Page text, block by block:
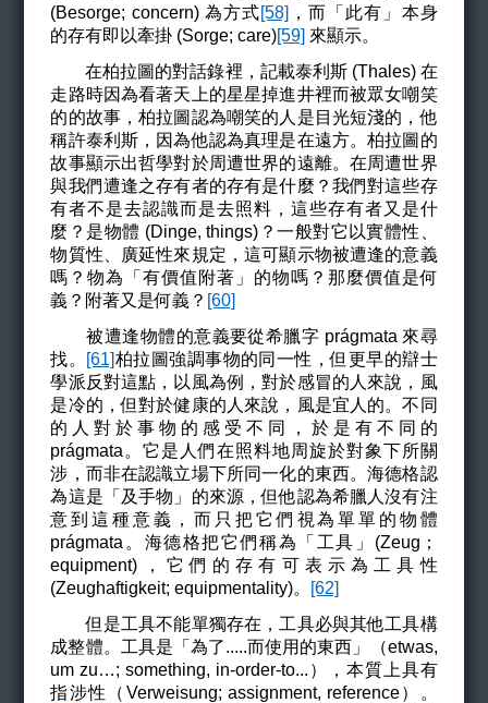
(Besorge; concern) 為方式[58] ，而 「此有」 本身
的存有即以牽掛 (Sorge; care)[59] 來顯示。
在柏拉圖的對話錄裡，記載泰利斯 (Thales) 在
走路時因為看著天上的星星掉進井裡而被眾女嘲笑
的的故事，柏拉圖認為嘲笑的人是目光短淺的，他
稱許泰利斯，因為他認為真理是在遠方。柏拉圖的
故事顯示出哲學對於周遭世界的遠離。在周遭世界
與我們遭逢之存有者的存有是什麼？我們對這些存
有者不是去認識而是去照料，這些存有者又是什
麼？是物體 (Dinge,things) ？一般對它以實體性、
物質性、廣延性來規定，這可顯示物被遭逢的意義
嗎？物為「有價值附著」的物嗎？那麼價值是何
義？附著又是何義？ [60]
被遭逢物體的意義要從希臘字 prágmata 來尋
找。 [61]柏拉圖強調事物的同一性，但更早的辯士
學派反對這點，以風為例，對於感冒的人來說，風
是冷的，但對於健康的人來說，風是宜人的。不同
的人對於事物的感受不同，於是有不同的
prágmata。它是人們在照料地周旋於對象下所關
涉，而非在認識立場下所同一化的東西。海德格認
為這是「及手物」的來源，但他認為希臘人沒有注
意到這種意義，而只把它們視為單單的物體
prágmata。海德格把它們稱為「工具」(Zeug；
equipment) ，它們的存有可表示為工具性
(Zeughaftigkeit; equipmentality)。 [62]
但是工具不能單獨存在，工具必與其他工具構
成整體。工具是「為了.....而使用的東西」（etwas,
um zu…; something, in-order-to... ），本質上具有
指涉性（Verweisung; assignment, reference）。